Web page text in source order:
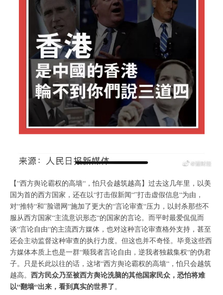
【“西方舆论霸权的高墙“，怕只会越筑越高】过去这几年里，以美
国为首的西方国家，还在以“打击假新闻“”打击虚假信息“为由，
对“推特“和”脸谱网“施加了更大的“言论审查“压力，以封杀那些不
服从西方国家“主流意识形态“的国家的言论。而平时最爱侃侃而
谈“言论自由“的主流西方媒体，也对这种言论审查格外支持，甚至
还会主动监督这种审查的执行力度。但这也并不奇怪。毕竟这些西
方媒体本质上也是一群“顺我者言论自由，逆我者独裁集权“的伪君
子。只是长此以往的话，这堵“西方舆论霸权的高墙“，怕只会越筑
越高。 西方民众乃至被西方舆论洗脑的其他国家民众，恐怕将难
以“翻墙“出来，看到真实的世界了。